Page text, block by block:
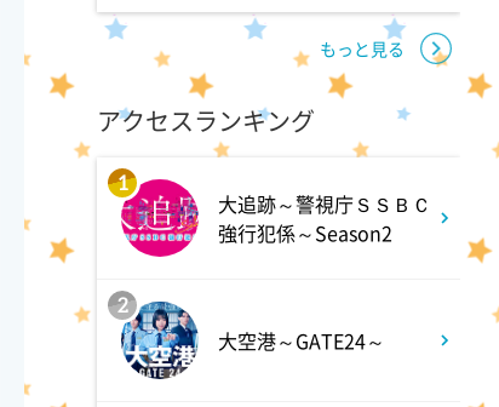
もっと見る
アクセスランキング
1
大追跡～警視庁ＳＳＢＣ
強行犯係～Season2
2
大空港～GATE24～